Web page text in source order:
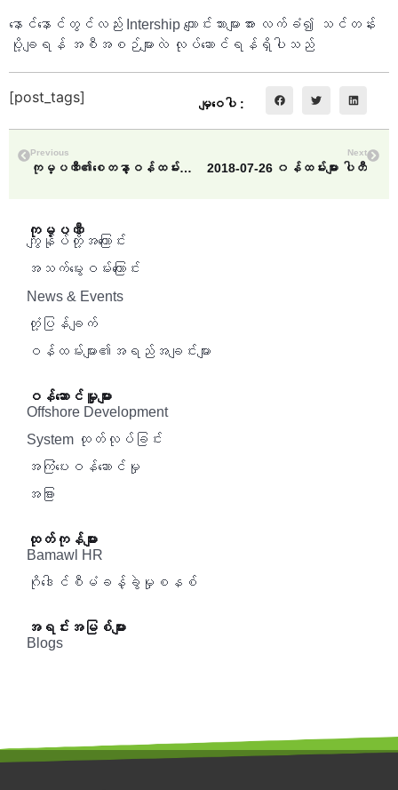
နောင်နောင်တွင်လည်း Intership ကျောင်းသားများအား လက်ခံ၍ သင်တန်း
ပို့ချရန် အစီအစဉ်များလဲ လုပ်ဆောင်ရန်ရှိပါသည်
[post_tags] မျှဝေပါ :
Previous
ကုမ္ပဏီ၏စေတနာ့ဝန်ထမ်းသင်တန်း (21.5.2018)
Next
2018-07-26 ၀န်ထမ်းများ ပါတီ
ကုမ္ပဏီ
ကျွန်ုပ်တို့အကြောင်း
အသက်မွေးဝမ်းကြောင်း
News & Events
တုံ့ပြန်ချက်
ဝန်ထမ်းများ၏အရည်အချင်းများ
ဝန်ဆောင်မှူများ
Offshore Development
System ထုတ်လုပ်ခြင်း
အကြံပေးဝန်ဆောင်မှု‌
အခြား
ထုတ်ကုန်များ
Bamawl HR
ဂိုဒေါင်စီမံခန့်ခွဲမှုစနစ်
အရင်းအမြစ်များ
Blogs